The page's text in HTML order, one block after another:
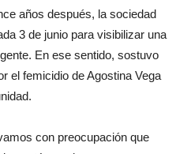
años después, la sociedad
3 de junio para visibilizar una
En ese sentido, sostuvo
el femicidio de Agostina Vega
con preocupación que